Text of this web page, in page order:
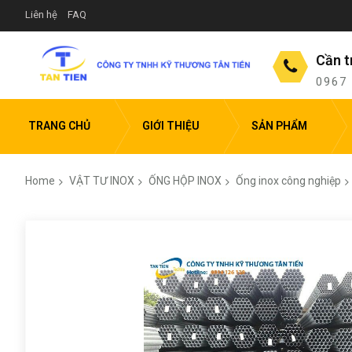
Liên hệ FAQ
Cần
0967
TRANG CHỦ GIỚI THIỆU SẢN PHẨM
Home VẬT TƯ INOX ỐNG HỘP INOX Ống inox công nghiệp